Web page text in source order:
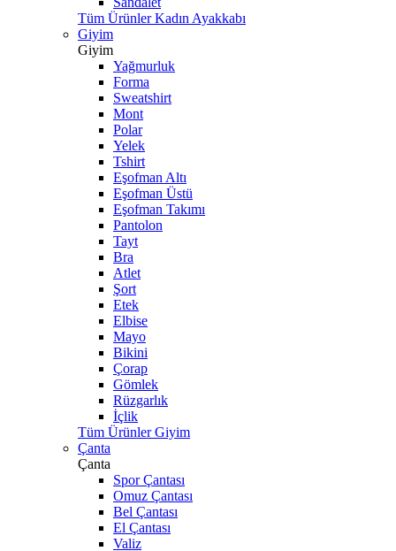
Tüm Ürünler Kadın Ayakkabı
Giyim
Giyim
Yağmurluk
Forma
Sweatshirt
Mont
Polar
Yelek
Tshirt
Eşofman Altı
Eşofman Üstü
Eşofman Takımı
Pantolon
Tayt
Bra
Atlet
Şort
Etek
Elbise
Mayo
Bikini
Çorap
Gömlek
Rüzgarlık
İçlik
Tüm Ürünler Giyim
Çanta
Çanta
Spor Çantası
Omuz Çantası
Bel Çantası
El Çantası
Valiz